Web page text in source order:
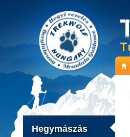
Hegymászás